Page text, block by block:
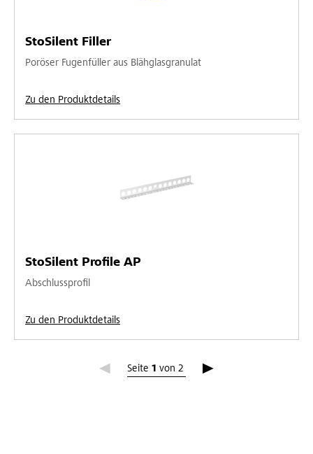
StoSilent Filler
Poröser Fugenfüller aus Blähglasgranulat
Zu den Produktdetails
StoSilent Profile AP
Abschlussprofil
Zu den Produktdetails
Seite 1 von 2
Seite 1